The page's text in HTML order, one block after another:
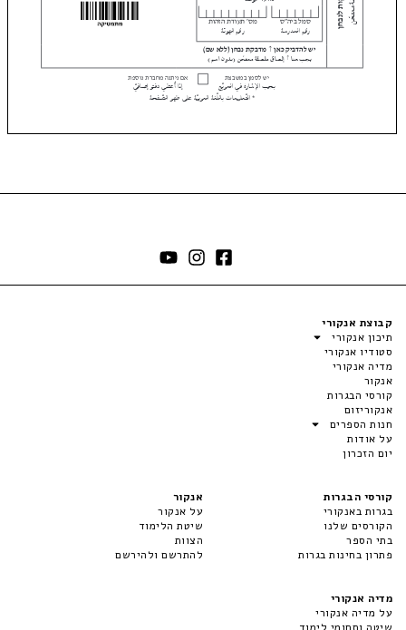
קבוצת אנקורי
תיכון אנקורי
סטודיו אנקורי
מדיה אנקורי
אנקור
קורסי הבגרות
אנקוריזום
חנות הספרים
על אודות
יום הזכרון
קורסי הבגרות
בגרות באנקורי
הקורסים שלנו
בתי הספר
פתרון בחינות בגרות
אנקור
על אנקור
שיטת הלימוד
הצוות
להתרשם ולהירשם
מדיה אנקורי
על מדיה אנקורי
שיטה ותחומי לימוד